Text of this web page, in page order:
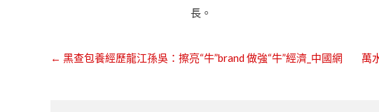
長。
← 黑查包養經歷龍江孫吳：擦亮“牛”brand 做強“牛”經濟_中國網
萬